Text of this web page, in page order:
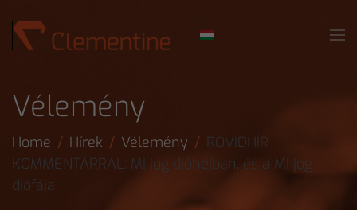
Skip to main content
Vélemény
Home Hírek Vélemény
RÖVIDHÍR
KOMMENTÁRRAL: MI jog dióhéjban, és a MI jog
diófája